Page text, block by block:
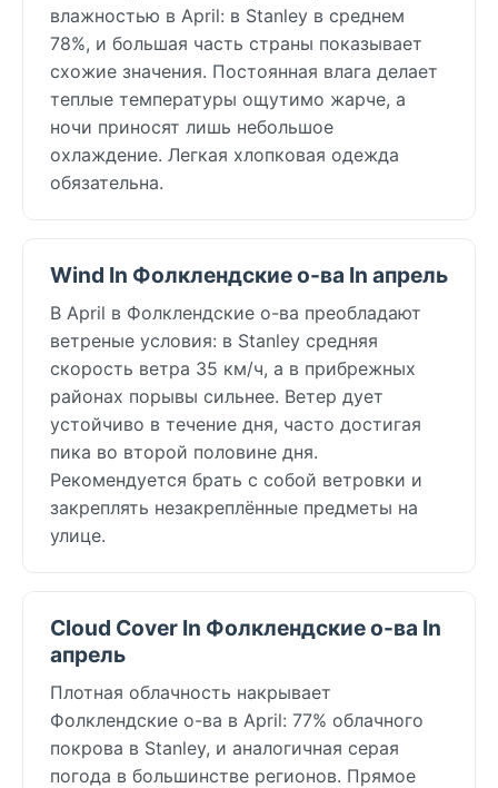
влажностью в April: в Stanley в среднем
78%, и большая часть страны показывает
схожие значения. Постоянная влага делает
теплые температуры ощутимо жарче, а
ночи приносят лишь небольшое
охлаждение. Легкая хлопковая одежда
обязательна.
Wind In Фолклендские о-ва In апрель
В April в Фолклендские о-ва преобладают
ветреные условия: в Stanley средняя
скорость ветра 35 км/ч, а в прибрежных
районах порывы сильнее. Ветер дует
устойчиво в течение дня, часто достигая
пика во второй половине дня.
Рекомендуется брать с собой ветровки и
закреплять незакреплённые предметы на
улице.
Cloud Cover In Фолклендские о-ва In
апрель
Плотная облачность накрывает
Фолклендские о-ва в April: 77% облачного
покрова в Stanley, и аналогичная серая
погода в большинстве регионов. Прямое